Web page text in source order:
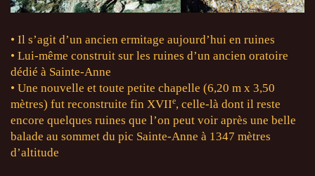
• Il s’agit d’un ancien ermitage aujourd’hui en ruines
• Lui-même construit sur les ruines d’un ancien oratoire
dédié à Sainte-Anne
• Une nouvelle et toute petite chapelle (6,20 m x 3,50
mètres) fut reconstruite fin XVIIe, celle-là dont il reste
encore quelques ruines que l’on peut voir après une belle
balade au sommet du pic Sainte-Anne à 1347 mètres
d’altitude